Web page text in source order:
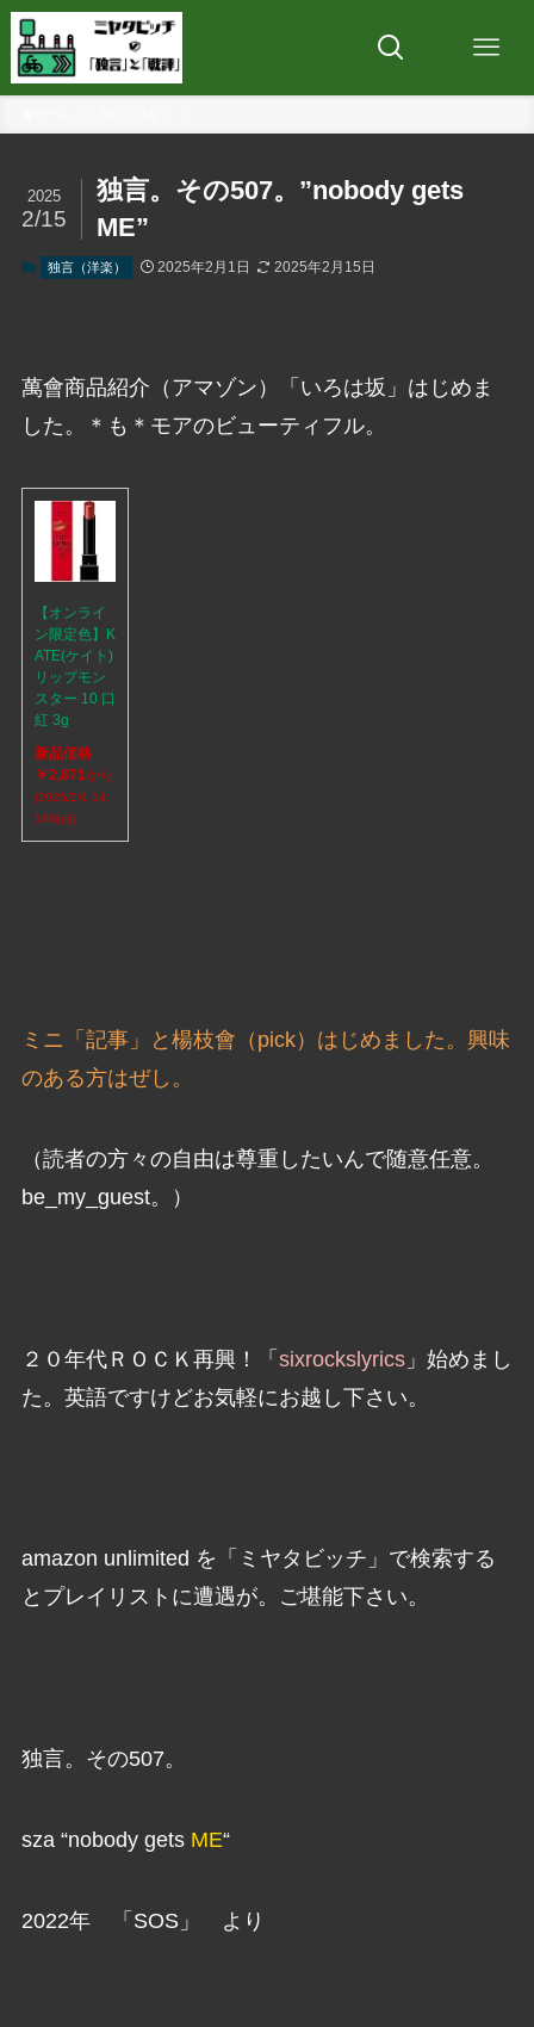
独言。その507。”nobody gets
ME”
2025
2/15
独言（洋楽） 2025年2月1日 2025年2月15日
萬會商品紹介（アマゾン）「いろは坂」はじめま
した。＊も＊モアのビューティフル。
【オンライ
ン限定色】K
ATE(ケイト)
リップモン
スター 10 口
紅 3g
新品価格
￥2,871から
(2025/2/1 14:
19時点)
ミニ「記事」と楊枝會（pick）はじめました。興味
のある方はぜし。
（読者の方々の自由は尊重したいんで随意任意。
be_my_guest。）
２０年代ＲＯＣＫ再興！「 sixrockslyrics」始めまし
た。英語ですけどお気軽にお越し下さい。
amazon unlimited を「ミヤタビッチ」で検索する
とプレイリストに遭遇が。ご堪能下さい。
独言。その507。
sza “nobody gets ME“
2022年 「SOS」 より